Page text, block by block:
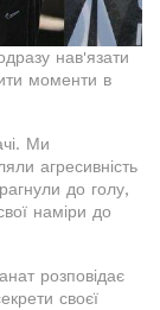
нав'язати
моменти в
Ми
агресивність
до голу,
наміри до
розповідає
своєї